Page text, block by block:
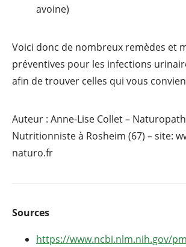
avoine)
Voici donc de nombreux remèdes et
préventives pour les infections
afin de trouver celles qui vous
Auteur : Anne-Lise Collet –
Nutritionniste à Rosheim (67) – site:
naturo.fr
Sources
https://www.ncbi.nlm.nih.gov/